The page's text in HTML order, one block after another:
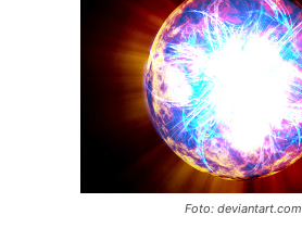
Foto: deviantart.com